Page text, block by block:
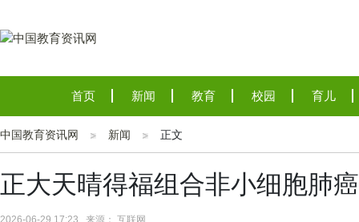
首页 新闻 教育 校园 育儿
中国教育资讯网 新闻 正文
正大天晴得福组合非小细胞肺
2026-06-29 17:23 来源： 互联网